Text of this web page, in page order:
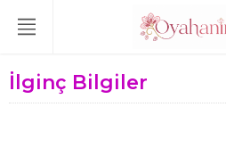
İlginç Bilgiler